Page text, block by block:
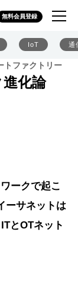
無料会員登録
IoT 通
トファクトリー
化論
ークで起こ
ーサネットは
とOTネット